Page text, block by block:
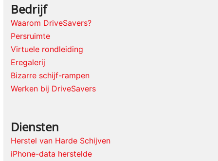
Bedrijf
Waarom DriveSavers?
Persruimte
Virtuele rondleiding
Eregalerij
Bizarre schijf-rampen
Werken bij DriveSavers
Diensten
Herstel van Harde Schijven
iPhone-data herstelde